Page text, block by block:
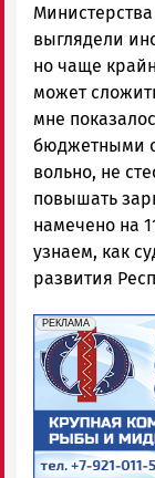
выглядели
но чаще
может
мне
бюджетными
вольно, не
повышать
намечено на
узнаем, как
развития
erid: 2SDnjf467GP
РЕКЛАМА
Реклама